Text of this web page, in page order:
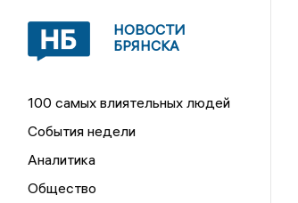
НОВОСТИ
БРЯНСКА
100 самых влиятельных людей
События недели
Аналитика
Общество